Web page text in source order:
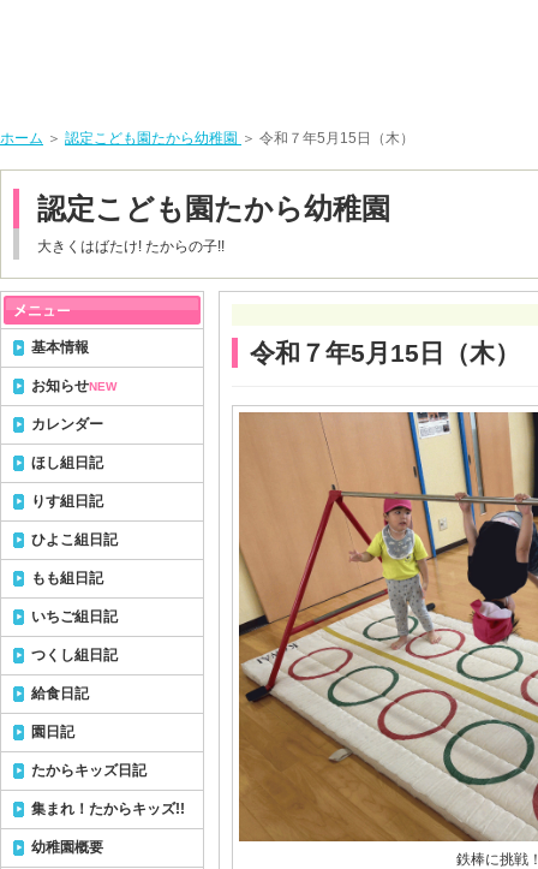
ホーム ＞ 認定こども園たから幼稚園 ＞ 令和７年5月15日（木）
認定こども園たから幼稚園
大きくはばたけ! たからの子!!
令和７年5月15日（木）
鉄棒に挑戦
基本情報
お知らせNEW
カレンダー
ほし組日記
りす組日記
ひよこ組日記
もも組日記
いちご組日記
つくし組日記
給食日記
園日記
たからキッズ日記
集まれ！たからキッズ!!
幼稚園概要